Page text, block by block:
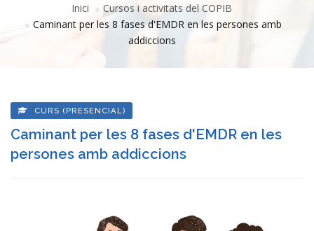
Inici
Cursos i activitats del COPIB
Caminant per les 8 fases d'EMDR en les persones amb
addiccions
CURS (PRESENCIAL)
Caminant per les 8 fases d'EMDR en les
persones amb addiccions